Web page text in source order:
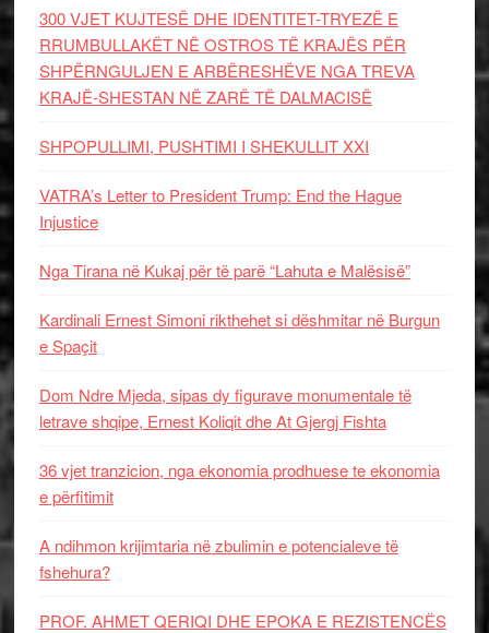
300 VJET KUJTESË DHE IDENTITET-TRYEZË E
RRUMBULLAKËT NË OSTROS TË KRAJËS PËR
SHPËRNGULJEN E ARBËRESHËVE NGA TREVA
KRAJË-SHESTAN NË ZARË TË DALMACISË
SHPOPULLIMI, PUSHTIMI I SHEKULLIT XXI
VATRA’s Letter to President Trump: End the Hague
Injustice
Nga Tirana në Kukaj për të parë “Lahuta e Malësisë”
Kardinali Ernest Simoni rikthehet si dëshmitar në Burgun
e Spaçit
Dom Ndre Mjeda, sipas dy figurave monumentale të
letrave shqipe, Ernest Koliqit dhe At Gjergj Fishta
36 vjet tranzicion, nga ekonomia prodhuese te ekonomia
e përfitimit
A ndihmon krijimtaria në zbulimin e potencialeve të
fshehura?
PROF. AHMET QERIQI DHE EPOKA E REZISTENCЁS